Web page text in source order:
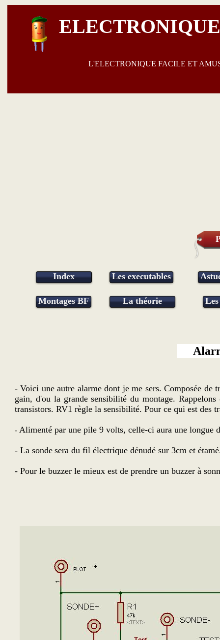
L'ELECTRONIQUE FACILE ET
Index Les executables
Montages BF La théorie
- Voici une autre alarme dont je me sers. Composée
gain, d'ou la grande sensibilité du montage.
transistors. RV1 règle la sensibilité. Pour ce qui est des
- Alimenté par une pile 9 volts, celle-ci aura une longue
- La sonde sera du fil électrique dénudé sur 3cm et
- Pour le buzzer le mieux est de prendre un buzzer à